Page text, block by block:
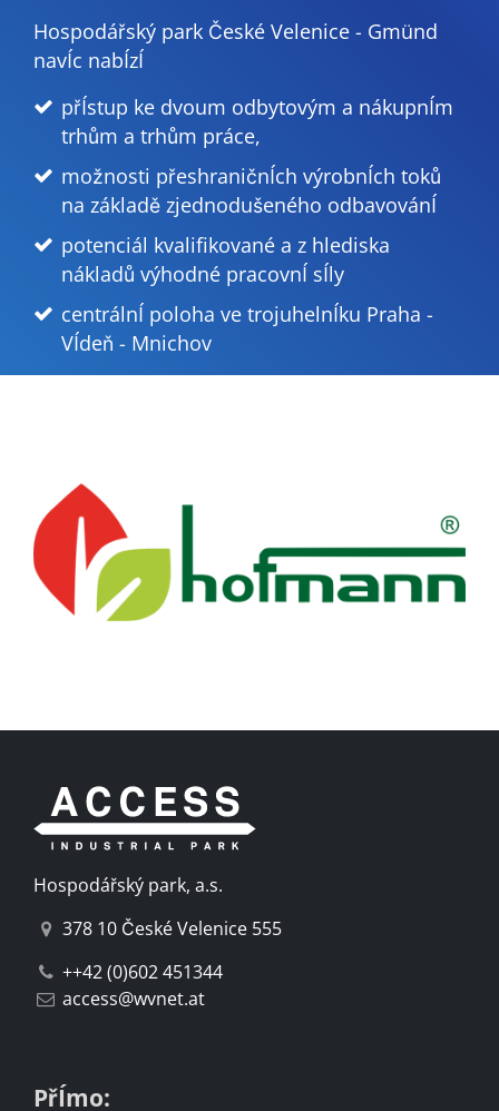
Hospodářský park České Velenice - Gmünd
navÍc nabÍzÍ
přÍstup ke dvoum odbytovým a nákupnÍm
trhům a trhům práce,
možnosti přeshraničnÍch výrobnÍch toků
na základě zjednodušeného odbavovánÍ
potenciál kvalifikované a z hlediska
nákladů výhodné pracovnÍ sÍly
centrálnÍ poloha ve trojuhelnÍku Praha -
VÍdeň - Mnichov
Previous Next
Hospodářský park, a.s.
378 10 České Velenice 555
++42 (0)602 451344
access@wvnet.at
PřÍmo: